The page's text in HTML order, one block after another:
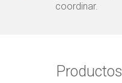
coordinar.
Productos